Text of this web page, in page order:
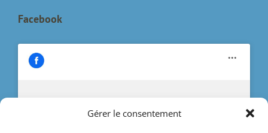
Gérer le consentement
Facebook
Cliquez pour accepter les cookies